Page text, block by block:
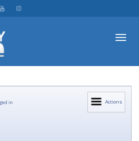
Actions
in